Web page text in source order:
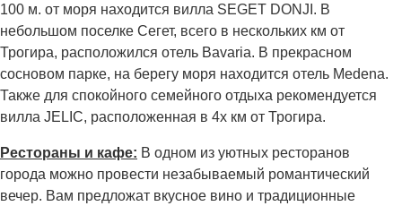
100 м. от моря находится вилла SEGET DONJI. В
небольшом поселке Сегет, всего в нескольких км от
Трогира, расположился отель Bavaria. В прекрасном
сосновом парке, на берегу моря находится отель Medena.
Также для спокойного семейного отдыха рекомендуется
вилла JELIC, расположенная в 4х км от Трогира.
Рестораны и кафе: В одном из уютных ресторанов
города можно провести незабываемый романтический
вечер. Вам предложат вкусное вино и традиционные